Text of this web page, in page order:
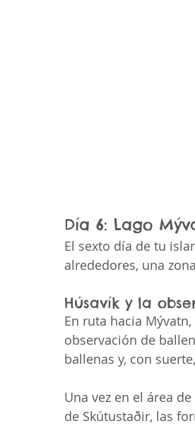
Día 6: Lago
El sexto día de tu
alrededores, una
Húsavík y la
En ruta hacia
observación de
ballenas y, con
Una vez en el área
de Skútustaðir, las